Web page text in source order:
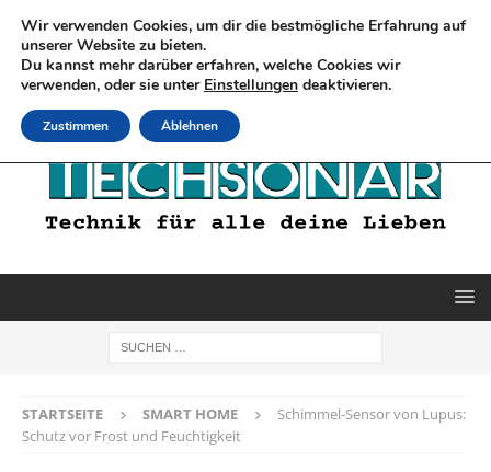
STARTSEITE SMART HOME
Schimmel-Sensor von Lupus:
Schutz vor Frost und Feuchtigkeit
Wir verwenden Cookies, um dir die bestmögliche Erfahrung auf
unserer Website zu bieten.
Du kannst mehr darüber erfahren, welche Cookies wir
verwenden, oder sie unter Einstellungen deaktivieren.
Zustimmen Ablehnen